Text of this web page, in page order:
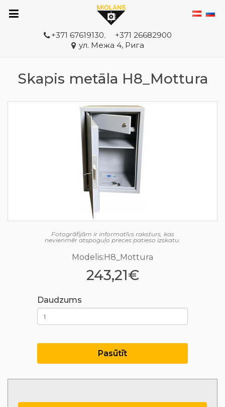
+371 67619130,
+371 26682900
ул. Межа 4, Рига
Skapis metāla H8_Mottura
Fotogrāfijām ir informatīvs raksturs, kas
nevienmēr atspoguļo preces patieso izskatu.
Modelis:H8_Mottura
243,21€
Daudzums
Pasūtīt